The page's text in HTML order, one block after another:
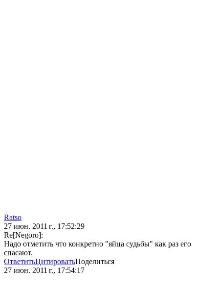
Ratso
27 июн. 2011 г., 17:52:29
Re[Negoro]:
Надо отметить что конкретно "яйца судьбы" как раз его
спасают.
ОтветитьЦитироватьПоделиться
27 июн. 2011 г., 17:54:17